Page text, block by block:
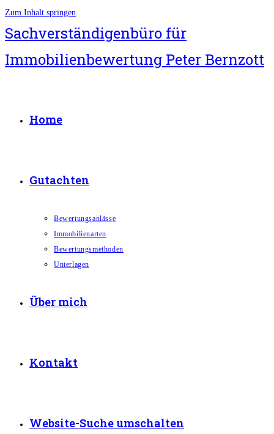
Zum Inhalt springen
Sachverständigenbüro für
Immobilienbewertung Peter Bernzott
Home
Gutachten
Bewertungsanlässe
Immobilienarten
Bewertungsmethoden
Unterlagen
Über mich
Kontakt
Website-Suche umschalten